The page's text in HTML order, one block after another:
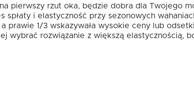
pierwszy rzut oka, będzie dobra dla Twojego
i elastyczność przy sezonowych
prawie 1/3 wskazywała wysokie ceny lub
wybrać rozwiązanie z większą elastycznością,